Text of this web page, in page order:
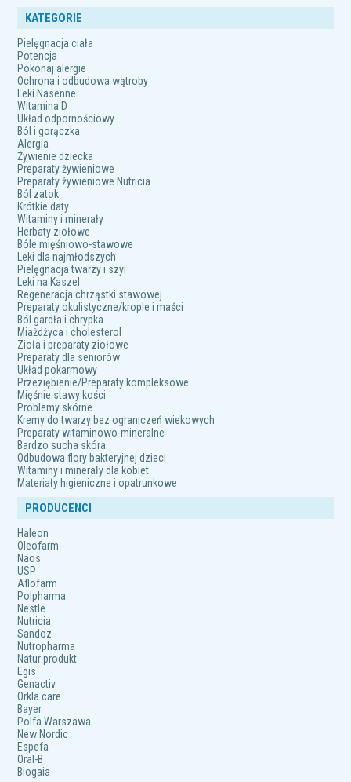
KATEGORIE
Pielęgnacja ciała
Potencja
Pokonaj alergie
Ochrona i odbudowa wątroby
Leki Nasenne
Witamina D
Układ odpornościowy
Ból i gorączka
Alergia
Żywienie dziecka
Preparaty żywieniowe
Preparaty żywieniowe Nutricia
Ból zatok
Krótkie daty
Witaminy i minerały
Herbaty ziołowe
Bóle mięśniowo-stawowe
Leki dla najmłodszych
Pielęgnacja twarzy i szyi
Leki na Kaszel
Regeneracja chrząstki stawowej
Preparaty okulistyczne/krople i maści
Ból gardła i chrypka
Miażdżyca i cholesterol
Zioła i preparaty ziołowe
Preparaty dla seniorów
Układ pokarmowy
Przeziębienie/Preparaty kompleksowe
Mięśnie stawy kości
Problemy skórne
Kremy do twarzy bez ograniczeń wiekowych
Preparaty witaminowo-mineralne
Bardzo sucha skóra
Odbudowa flory bakteryjnej dzieci
Witaminy i minerały dla kobiet
Materiały higieniczne i opatrunkowe
PRODUCENCI
Haleon
Oleofarm
Naos
USP
Aflofarm
Polpharma
Nestle
Nutricia
Sandoz
Nutropharma
Natur produkt
Egis
Genactiv
Orkla care
Bayer
Polfa Warszawa
New Nordic
Espefa
Oral-B
Biogaia